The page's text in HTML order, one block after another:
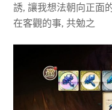
誘, 讓我想法朝向正面
在客觀的事, 共勉之